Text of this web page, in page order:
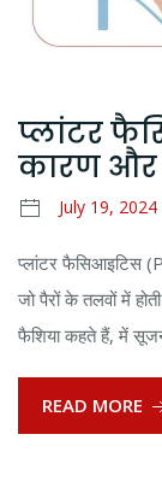
प्लांटर
कारण और
July 19, 2024
प्लांटर फैसिआइटिस
जो पैरों के तलवों में
फैशिया कहते हैं, में
READ MORE